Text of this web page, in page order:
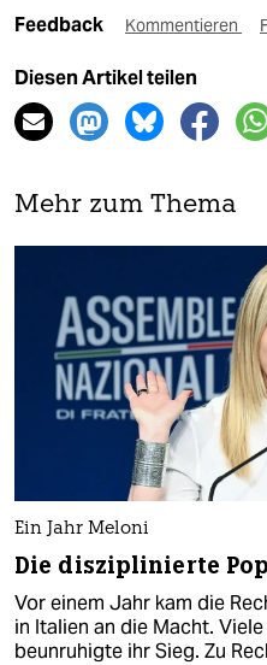
Feedback Kommentieren
Diesen Artikel teilen
Mehr zum Thema
Ein Jahr Meloni
Die disziplinierte
Vor einem Jahr kam die
in Italien an die Macht.
beunruhigte ihr Sieg. Zu